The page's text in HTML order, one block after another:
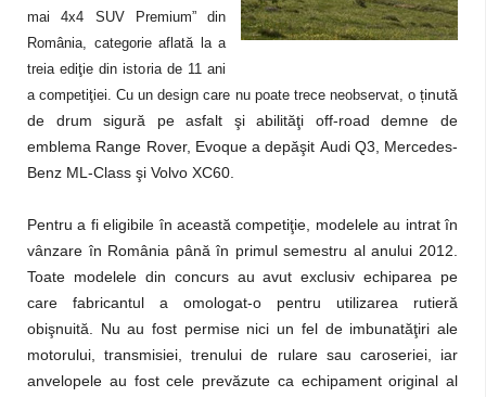
mai 4x4 SUV Premium” din
România, categorie aflată la a
treia ediţie din istoria de 11 ani
a competiţiei. Cu un design care nu poate trece neobservat, o ținută
de drum sigură pe asfalt şi abilităţi off-road demne de
emblema Range Rover, Evoque a depăşit Audi Q3, Mercedes-
Benz ML-Class şi Volvo XC60.
Pentru a fi eligibile în această competiţie, modelele au intrat în
vânzare în România până în primul semestru al anului 2012.
Toate modelele din concurs au avut exclusiv echiparea pe
care fabricantul a omologat-o pentru utilizarea rutieră
obişnuită. Nu au fost permise nici un fel de imbunatăţiri ale
motorului, transmisiei, trenului de rulare sau caroseriei, iar
anvelopele au fost cele prevăzute ca echipament original al